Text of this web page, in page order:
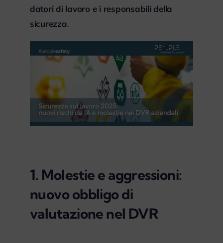
datori di lavoro e i responsabili della
sicurezza.
1. Molestie e aggressioni:
nuovo obbligo di
valutazione nel DVR